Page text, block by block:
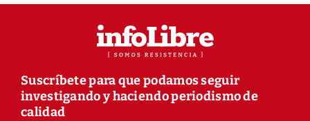
Suscríbete para que podamos seguir
investigando y haciendo periodismo de
calidad